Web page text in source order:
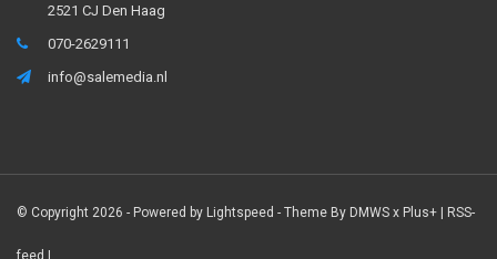
2521 CJ Den Haag
070-2629111
info@salemedia.nl
© Copyright 2026 - Powered by Lightspeed - Theme By DMWS x Plus+ | RSS-
feed |